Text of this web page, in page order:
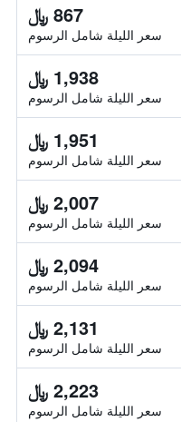
867 ﷼
سعر الليلة شامل الرسوم
1,938 ﷼
سعر الليلة شامل الرسوم
1,951 ﷼
سعر الليلة شامل الرسوم
2,007 ﷼
سعر الليلة شامل الرسوم
2,094 ﷼
سعر الليلة شامل الرسوم
2,131 ﷼
سعر الليلة شامل الرسوم
2,223 ﷼
سعر الليلة شامل الرسوم